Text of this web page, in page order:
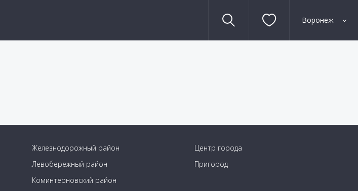
Воронеж
Железнодорожный район
Левобережный район
Коминтерновский район
Центр города
Пригород